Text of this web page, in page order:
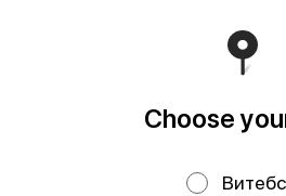
Калиновского, д.32, каб. 11/15
Foodpicásso
Политика
Choose